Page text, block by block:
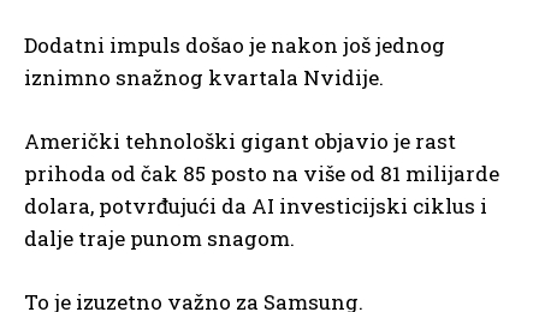
Dodatni impuls došao je nakon još jednog
iznimno snažnog kvartala Nvidije.
Američki tehnološki gigant objavio je rast
prihoda od čak 85 posto na više od 81 milijarde
dolara, potvrđujući da AI investicijski ciklus i
dalje traje punom snagom.
To je izuzetno važno za Samsung.